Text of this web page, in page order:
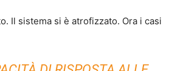
Il sistema si è atrofizzato. Ora i casi